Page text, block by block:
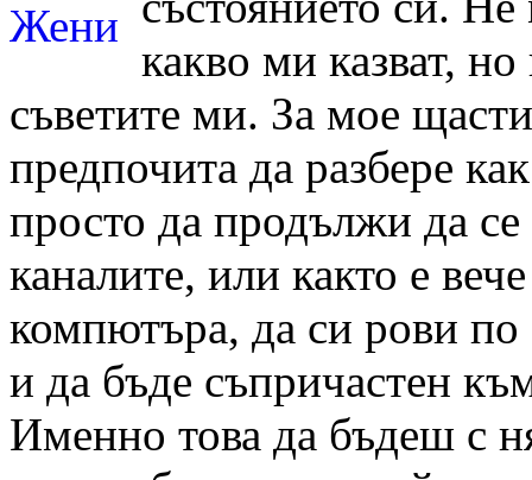
какво ми казват,
съветите ми. За мое
предпочита да разбере
просто да продължи да
каналите, или както е
компютъра, да си рови
и да бъде съпричастен
Именно това да бъдеш с